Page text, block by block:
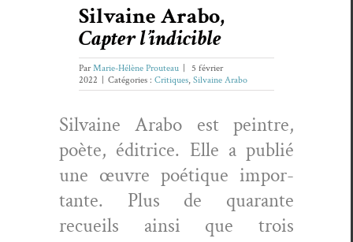
Silvaine Arabo,
Capter l’indicible
ParMarie-Hélène Prouteau
5 février
2022
Catégories : Critiques, Silvaine Arabo
Sil­vaine Arabo est pein­tre,
poète, éditrice. Elle a pub­lié
une œuvre poé­tique impor­
tante. Plus de quar­ante
recueils ain­si que trois